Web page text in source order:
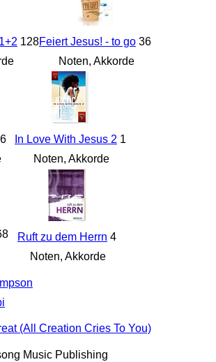
128Feiert Jesus! - to go36
Noten, Akkorde
In Love With Jesus 2 1
Noten, Akkorde
Ruft zu dem Herrn 4
Noten, Akkorde
(All Creation Cries To You)
Music Publishing